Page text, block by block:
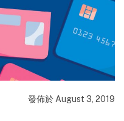
發佈於 August 3, 2019